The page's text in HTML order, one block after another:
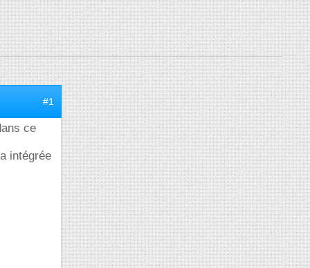
#1
ce
intégrée